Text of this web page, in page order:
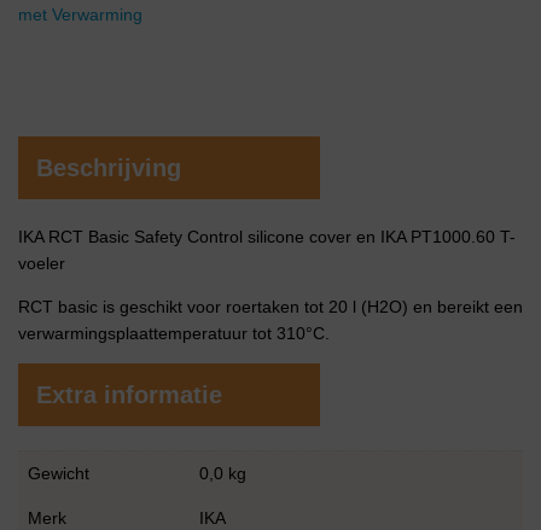
met Verwarming
Beschrijving
IKA RCT Basic Safety Control silicone cover en IKA PT1000.60 T-
voeler
RCT basic is geschikt voor roertaken tot 20 l (H2O) en bereikt een
verwarmingsplaattemperatuur tot 310°C.
Extra informatie
Gewicht 0,0 kg
Merk IKA